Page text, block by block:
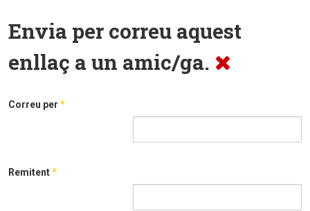
Envia per correu aquest
enllaç a un amic/ga.
Correu per *
Remitent*